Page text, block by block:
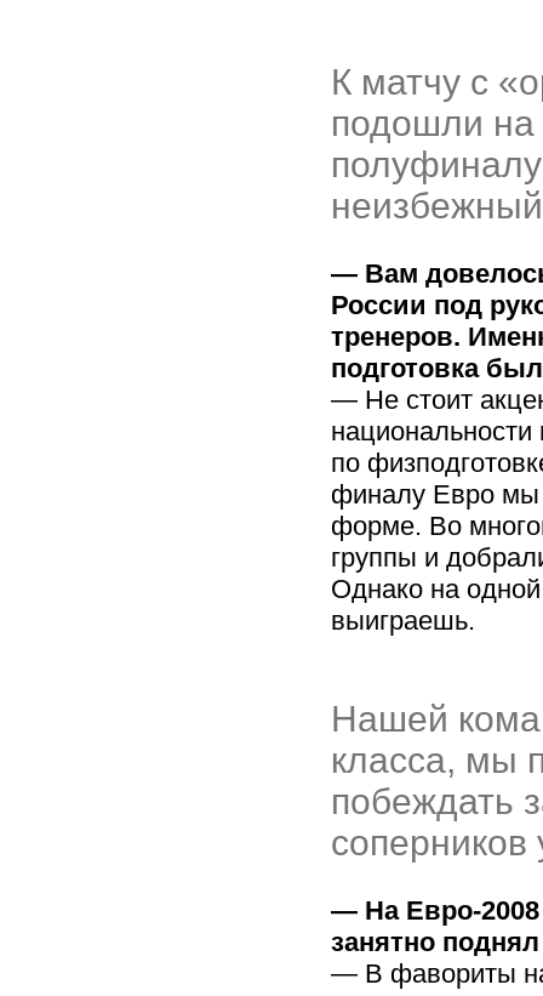
К матчу с
подошли на
— Вам
России под
тренеров.
подготовка
— Не стоит
национальности
по
финалу Евро мы
форме. Во
группы и
Однако на
выиграешь.
Нашей
класса, мы
побеждать
соперников
— На Евро-
занятно
— В фавориты